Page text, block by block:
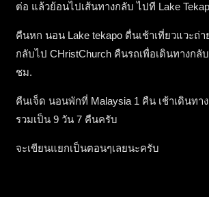
ต่อ แล้วย้อนไปเส้นทางกลับ ไปที Lake
คืนหก นอน Lake tekapo ตื่นเช้าเที่ยวแวะถ่
กลับไป CHristChurch คืนรถเพื่อเดินทางกลั
ชม.
คืนเจ็ด นอนพักที่ Malaysia 1 คืน เช้าเดินทา
รวมเป็น 9 วัน 7 คืนครับ
จะเขียนแยกเป็นตอนๆเลยนะครับ